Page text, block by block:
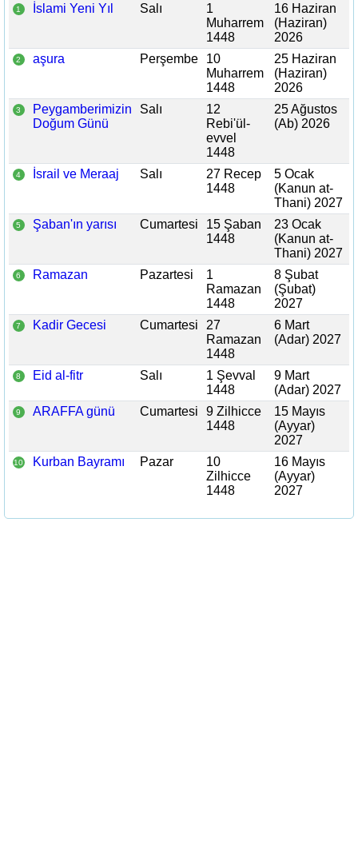
1 İslami Yeni Yıl Salı
1
Muharrem
1448
16 Haziran
(Haziran)
2026
2 aşura Perşembe
10
Muharrem
1448
25 Haziran
(Haziran)
2026
3
Peygamberimizin
Doğum Günü
Salı
12
Rebi'ül-
evvel
1448
25 Ağustos
(Ab) 2026
4 İsrail ve Meraaj Salı
27 Recep
1448
5 Ocak
(Kanun at-
Thani) 2027
5 Şaban'ın yarısı Cumartesi
15 Şaban
1448
23 Ocak
(Kanun at-
Thani) 2027
6 Ramazan Pazartesi
1
Ramazan
1448
8 Şubat
(Şubat)
2027
7 Kadir Gecesi Cumartesi
27
Ramazan
1448
6 Mart
(Adar) 2027
8 Eid al-fitr Salı
1 Şevval
1448
9 Mart
(Adar) 2027
9 ARAFFA günü Cumartesi
9 Zilhicce
1448
15 Mayıs
(Ayyar)
2027
10 Kurban Bayramı Pazar
10
Zilhicce
1448
16 Mayıs
(Ayyar)
2027